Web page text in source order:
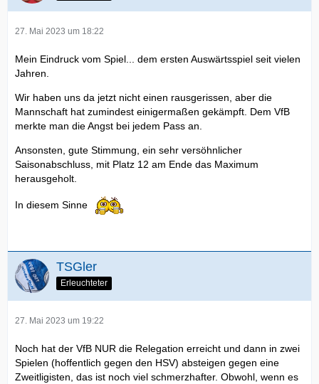
27. Mai 2023 um 18:22
Mein Eindruck vom Spiel... dem ersten Auswärtsspiel seit vielen
Jahren.
Wir haben uns da jetzt nicht einen rausgerissen, aber die
Mannschaft hat zumindest einigermaßen gekämpft. Dem VfB
merkte man die Angst bei jedem Pass an.
Ansonsten, gute Stimmung, ein sehr versöhnlicher
Saisonabschluss, mit Platz 12 am Ende das Maximum
herausgeholt.
In diesem Sinne
TSGler
Erleuchteter
27. Mai 2023 um 19:22
Noch hat der VfB NUR die Relegation erreicht und dann in zwei
Spielen (hoffentlich gegen den HSV) absteigen gegen eine
Zweitligisten, das ist noch viel schmerzhafter. Obwohl, wenn es